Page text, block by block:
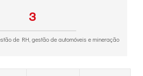
3
de RH, gestão de automóveis e mineração